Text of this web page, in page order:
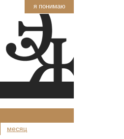
я понимаю
месяц